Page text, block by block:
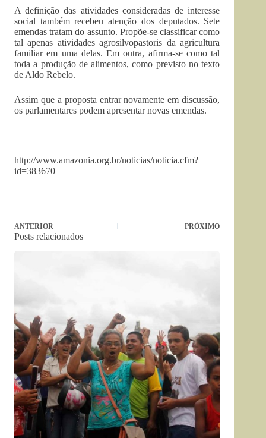
A definição das atividades consideradas de interesse
social também recebeu atenção dos deputados. Sete
emendas tratam do assunto. Propõe-se classificar como
tal apenas atividades agrosilvopastoris da agricultura
familiar em uma delas. Em outra, afirma-se como tal
toda a produção de alimentos, como previsto no texto
de Aldo Rebelo.
Assim que a proposta entrar novamente em discussão,
os parlamentares podem apresentar novas emendas.
http://www.amazonia.org.br/noticias/noticia.cfm?
id=383670
ANTERIOR PRÓXIMO
Posts relacionados